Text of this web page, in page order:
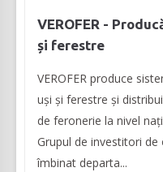
VEROFER -
și ferestre
VEROFER produce
uși și ferestre și
de feronerie la nivel
Grupul de investitori
îmbinat departa...